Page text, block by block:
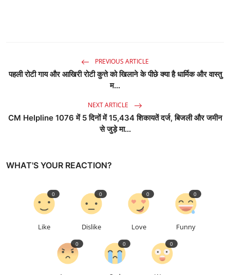
PREVIOUS ARTICLE
पहली रोटी गाय और आखिरी रोटी कुत्ते को खिलाने के पीछे क्या है धार्मिक और वास्तु
म...
NEXT ARTICLE
CM Helpline 1076 में 5 दिनों में 15,434 शिकायतें दर्ज, बिजली और जमीन
से जुड़े मा...
WHAT'S YOUR REACTION?
Like
0
Dislike
0
Love
0
Funny
0
0 0 0